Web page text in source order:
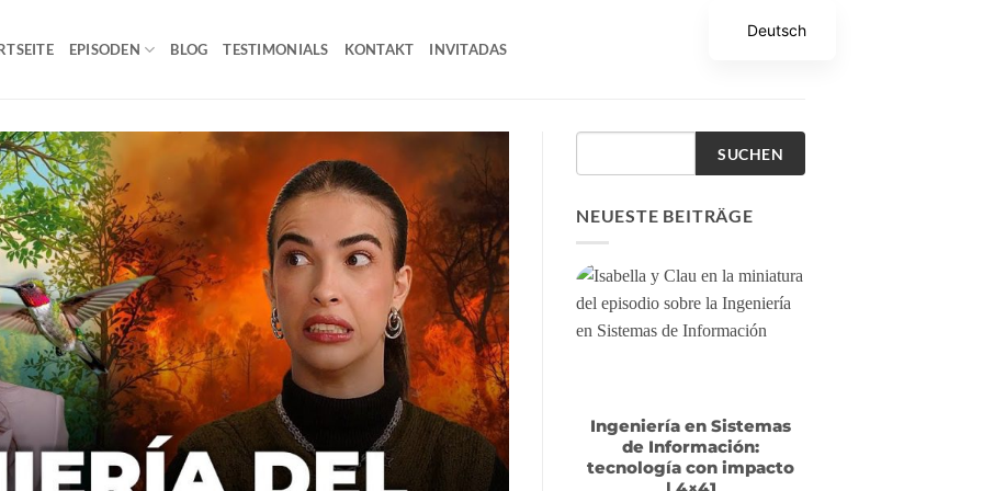
EPISODEN BLOG TESTIMONIALS KONTAKT INVITADAS
SUCHEN
NEUESTE BEITRÄGE
Ingeniería en Sistemas
de Información:
tecnología con impacto
Deutsch